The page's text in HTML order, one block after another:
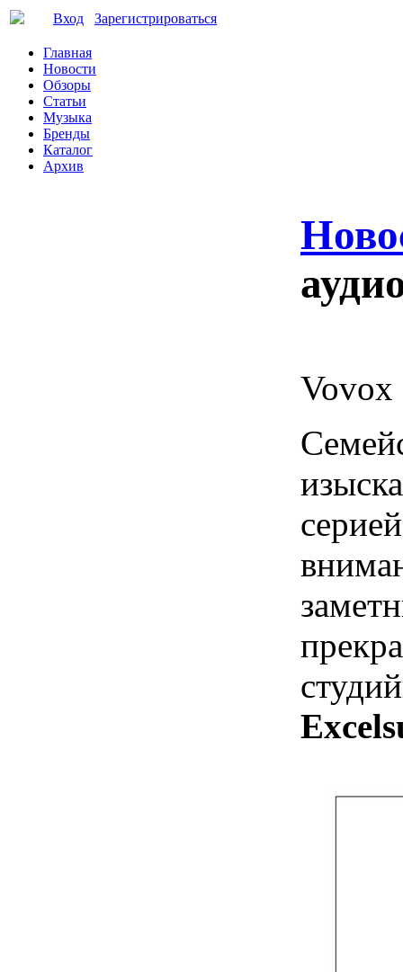
Вход Зарегистрироваться
Главная
Новости
Обзоры
Статьи
Музыка
Бренды
Каталог
Архив
Vovox